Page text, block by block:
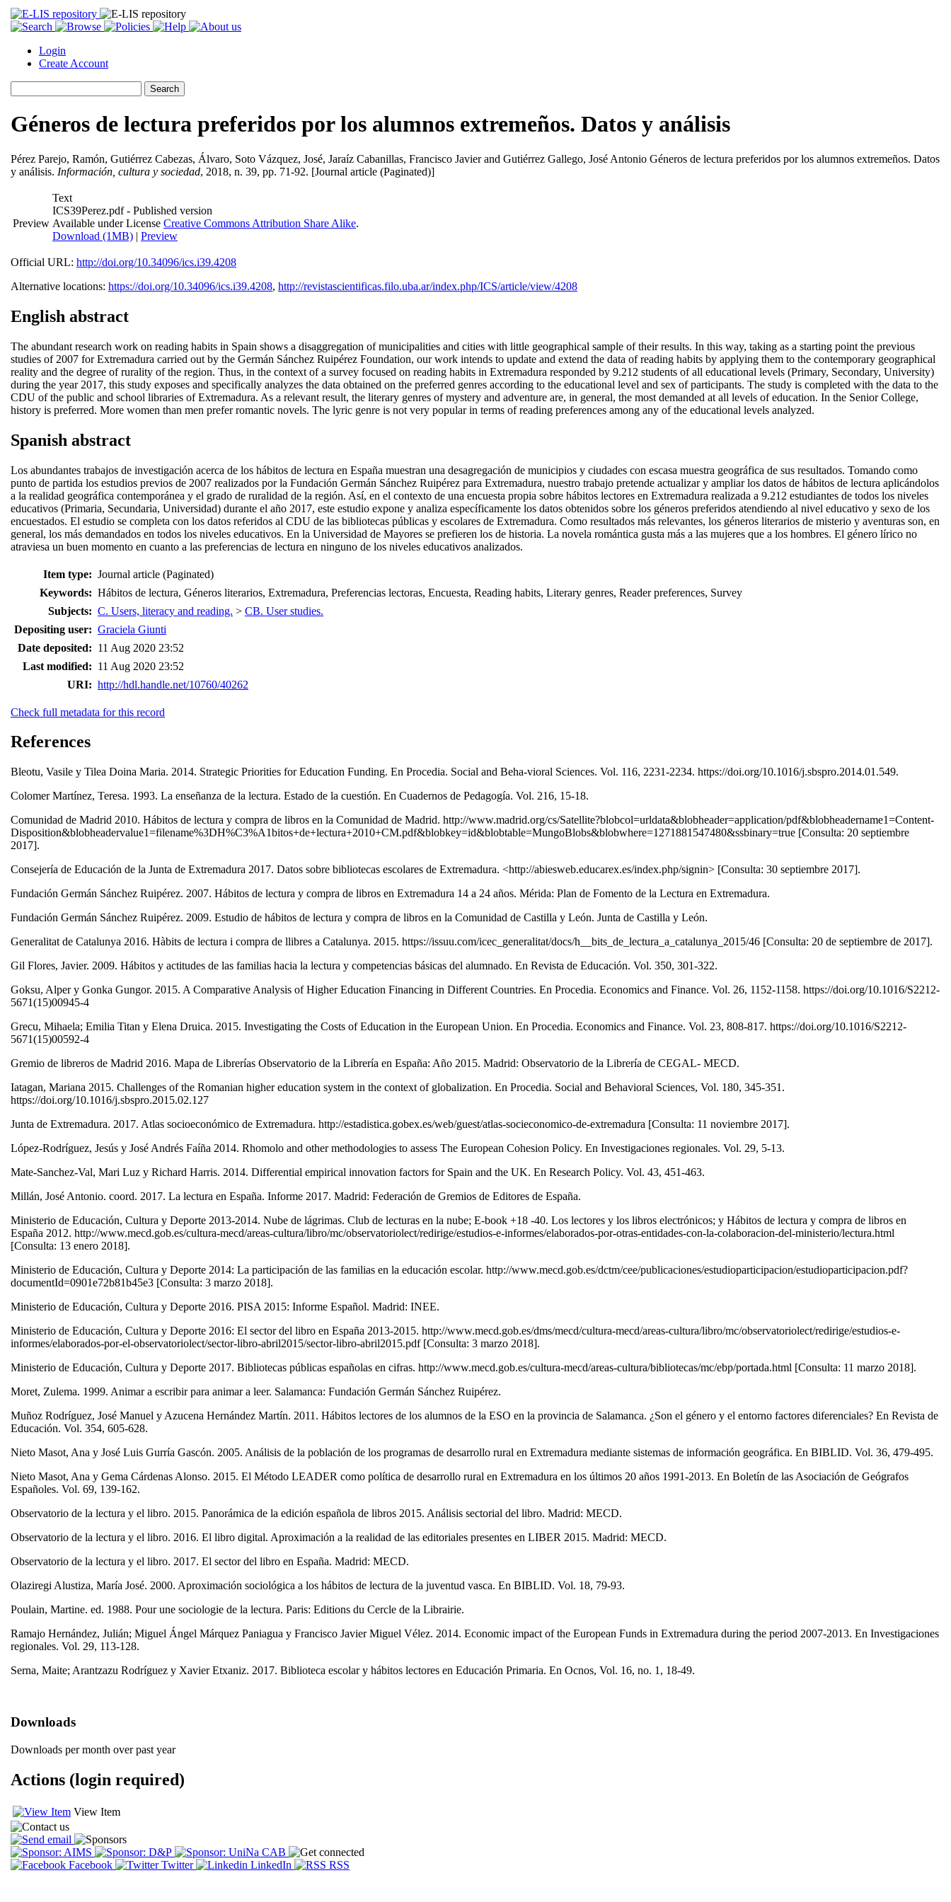
Login
Create Account
Géneros de lectura preferidos por los alumnos extremeños. Datos y análisis
Pérez Parejo, Ramón, Gutiérrez Cabezas, Álvaro, Soto Vázquez, José, Jaraíz Cabanillas, Francisco Javierand Gutiérrez Gallego, José Antonio Géneros de lectura preferidos por los alumnos extremeños. Datos
y análisis. Información, cultura y sociedad, 2018, n. 39, pp. 71-92. [Journal article (Paginated)]
Preview
Text
ICS39Perez.pdf- Published version
Available under License Creative Commons Attribution Share Alike.
Download (1MB) | Preview
Official URL: http://doi.org/10.34096/ics.i39.4208
Alternative locations: https://doi.org/10.34096/ics.i39.4208, http://revistascientificas.filo.uba.ar/index.php/ICS/article/view/4208
English abstract
The abundant research work on reading habits in Spain shows a disaggregation of municipalities and cities with little geographical sample of their results. In this way, taking as a starting point the previous
studies of 2007 for Extremadura carried out by the Germán Sánchez Ruipérez Foundation, our work intends to update and extend the data of reading habits by applying them to the contemporary geographical
reality and the degree of rurality of the region. Thus, in the context of a survey focused on reading habits in Extremadura responded by 9.212 students of all educational levels (Primary, Secondary, University)
during the year 2017, this study exposes and specifically analyzes the data obtained on the preferred genres according to the educational level and sex of participants. The study is completed with the data to the
CDU of the public and school libraries of Extremadura. As a relevant result, the literary genres of mystery and adventure are, in general, the most demanded at all levels of education. In the Senior College,
history is preferred. More women than men prefer romantic novels. The lyric genre is not very popular in terms of reading preferences among any of the educational levels analyzed.
Spanish abstract
Los abundantes trabajos de investigación acerca de los hábitos de lectura en España muestran una desagregación de municipios y ciudades con escasa muestra geográfica de sus resultados. Tomando como
punto de partida los estudios previos de 2007 realizados por la Fundación Germán Sánchez Ruipérez para Extremadura, nuestro trabajo pretende actualizar y ampliar los datos de hábitos de lectura aplicándolos
a la realidad geográfica contemporánea y el grado de ruralidad de la región. Así, en el contexto de una encuesta propia sobre hábitos lectores en Extremadura realizada a 9.212 estudiantes de todos los niveles
educativos (Primaria, Secundaria, Universidad) durante el año 2017, este estudio expone y analiza específicamente los datos obtenidos sobre los géneros preferidos atendiendo al nivel educativo y sexo de los
encuestados. El estudio se completa con los datos referidos al CDU de las bibliotecas públicas y escolares de Extremadura. Como resultados más relevantes, los géneros literarios de misterio y aventuras son, en
general, los más demandados en todos los niveles educativos. En la Universidad de Mayores se prefieren los de historia. La novela romántica gusta más a las mujeres que a los hombres. El género lírico no
atraviesa un buen momento en cuanto a las preferencias de lectura en ninguno de los niveles educativos analizados.
Item type: Journal article (Paginated)
Keywords: Hábitos de lectura, Géneros literarios, Extremadura, Preferencias lectoras, Encuesta, Reading habits, Literary genres, Reader preferences, Survey
Subjects: C. Users, literacy and reading. > CB. User studies.
Depositing user: Graciela Giunti
Date deposited: 11 Aug 2020 23:52
Last modified: 11 Aug 2020 23:52
URI: http://hdl.handle.net/10760/40262
Check full metadata for this record
References
Bleotu, Vasile y Tilea Doina Maria. 2014. Strategic Priorities for Education Funding. En Procedia. Social and Beha-vioral Sciences. Vol. 116, 2231-2234. https://doi.org/10.1016/j.sbspro.2014.01.549.
Colomer Martínez, Teresa. 1993. La enseñanza de la lectura. Estado de la cuestión. En Cuadernos de Pedagogía. Vol. 216, 15-18.
Comunidad de Madrid 2010. Hábitos de lectura y compra de libros en la Comunidad de Madrid. http://www.madrid.org/cs/Satellite?blobcol=urldata&blobheader=application/pdf&blobheadername1=Content-
Disposition&blobheadervalue1=filename%3DH%C3%A1bitos+de+lectura+2010+CM.pdf&blobkey=id&blobtable=MungoBlobs&blobwhere=1271881547480&ssbinary=true [Consulta: 20 septiembre
2017].
Consejería de Educación de la Junta de Extremadura 2017. Datos sobre bibliotecas escolares de Extremadura. <http://abiesweb.educarex.es/index.php/signin> [Consulta: 30 septiembre 2017].
Fundación Germán Sánchez Ruipérez. 2007. Hábitos de lectura y compra de libros en Extremadura 14 a 24 años. Mérida: Plan de Fomento de la Lectura en Extremadura.
Fundación Germán Sánchez Ruipérez. 2009. Estudio de hábitos de lectura y compra de libros en la Comunidad de Castilla y León. Junta de Castilla y León.
Generalitat de Catalunya 2016. Hàbits de lectura i compra de llibres a Catalunya. 2015. https://issuu.com/icec_generalitat/docs/h__bits_de_lectura_a_catalunya_2015/46 [Consulta: 20 de septiembre de 2017].
Gil Flores, Javier. 2009. Hábitos y actitudes de las familias hacia la lectura y competencias básicas del alumnado. En Revista de Educación. Vol. 350, 301-322.
Goksu, Alper y Gonka Gungor. 2015. A Comparative Analysis of Higher Education Financing in Different Countries. En Procedia. Economics and Finance. Vol. 26, 1152-1158. https://doi.org/10.1016/S2212-
5671(15)00945-4
Grecu, Mihaela; Emilia Titan y Elena Druica. 2015. Investigating the Costs of Education in the European Union. En Procedia. Economics and Finance. Vol. 23, 808-817. https://doi.org/10.1016/S2212-
5671(15)00592-4
Gremio de libreros de Madrid 2016. Mapa de Librerías Observatorio de la Librería en España: Año 2015. Madrid: Observatorio de la Librería de CEGAL- MECD.
Iatagan, Mariana 2015. Challenges of the Romanian higher education system in the context of globalization. En Procedia. Social and Behavioral Sciences, Vol. 180, 345-351.
https://doi.org/10.1016/j.sbspro.2015.02.127
Junta de Extremadura. 2017. Atlas socioeconómico de Extremadura. http://estadistica.gobex.es/web/guest/atlas-socieconomico-de-extremadura [Consulta: 11 noviembre 2017].
López-Rodríguez, Jesús y José Andrés Faíña 2014. Rhomolo and other methodologies to assess The European Cohesion Policy. En Investigaciones regionales. Vol. 29, 5-13.
Mate-Sanchez-Val, Mari Luz y Richard Harris. 2014. Differential empirical innovation factors for Spain and the UK. En Research Policy. Vol. 43, 451-463.
Millán, José Antonio. coord. 2017. La lectura en España. Informe 2017. Madrid: Federación de Gremios de Editores de España.
Ministerio de Educación, Cultura y Deporte 2013-2014. Nube de lágrimas. Club de lecturas en la nube; E-book +18 -40. Los lectores y los libros electrónicos; y Hábitos de lectura y compra de libros en
España 2012. http://www.mecd.gob.es/cultura-mecd/areas-cultura/libro/mc/observatoriolect/redirige/estudios-e-informes/elaborados-por-otras-entidades-con-la-colaboracion-del-ministerio/lectura.html
[Consulta: 13 enero 2018].
Ministerio de Educación, Cultura y Deporte 2014: La participación de las familias en la educación escolar. http://www.mecd.gob.es/dctm/cee/publicaciones/estudioparticipacion/estudioparticipacion.pdf?
documentId=0901e72b81b45e3 [Consulta: 3 marzo 2018].
Ministerio de Educación, Cultura y Deporte 2016. PISA 2015: Informe Español. Madrid: INEE.
Ministerio de Educación, Cultura y Deporte 2016: El sector del libro en España 2013-2015. http://www.mecd.gob.es/dms/mecd/cultura-mecd/areas-cultura/libro/mc/observatoriolect/redirige/estudios-e-
informes/elaborados-por-el-observatoriolect/sector-libro-abril2015/sector-libro-abril2015.pdf [Consulta: 3 marzo 2018].
Ministerio de Educación, Cultura y Deporte 2017. Bibliotecas públicas españolas en cifras. http://www.mecd.gob.es/cultura-mecd/areas-cultura/bibliotecas/mc/ebp/portada.html [Consulta: 11 marzo 2018].
Moret, Zulema. 1999. Animar a escribir para animar a leer. Salamanca: Fundación Germán Sánchez Ruipérez.
Muñoz Rodríguez, José Manuel y Azucena Hernández Martín. 2011. Hábitos lectores de los alumnos de la ESO en la provincia de Salamanca. ¿Son el género y el entorno factores diferenciales? En Revista de
Educación. Vol. 354, 605-628.
Nieto Masot, Ana y José Luis Gurría Gascón. 2005. Análisis de la población de los programas de desarrollo rural en Extremadura mediante sistemas de información geográfica. En BIBLID. Vol. 36, 479-495.
Nieto Masot, Ana y Gema Cárdenas Alonso. 2015. El Método LEADER como política de desarrollo rural en Extremadura en los últimos 20 años 1991-2013. En Boletín de las Asociación de Geógrafos
Españoles. Vol. 69, 139-162.
Observatorio de la lectura y el libro. 2015. Panorámica de la edición española de libros 2015. Análisis sectorial del libro. Madrid: MECD.
Observatorio de la lectura y el libro. 2016. El libro digital. Aproximación a la realidad de las editoriales presentes en LIBER 2015. Madrid: MECD.
Observatorio de la lectura y el libro. 2017. El sector del libro en España. Madrid: MECD.
Olaziregi Alustiza, María José. 2000. Aproximación sociológica a los hábitos de lectura de la juventud vasca. En BIBLID. Vol. 18, 79-93.
Poulain, Martine. ed. 1988. Pour une sociologie de la lectura. Paris: Editions du Cercle de la Librairie.
Ramajo Hernández, Julián; Miguel Ángel Márquez Paniagua y Francisco Javier Miguel Vélez. 2014. Economic impact of the European Funds in Extremadura during the period 2007-2013. En Investigaciones
regionales. Vol. 29, 113-128.
Serna, Maite; Arantzazu Rodríguez y Xavier Etxaniz. 2017. Biblioteca escolar y hábitos lectores en Educación Primaria. En Ocnos, Vol. 16, no. 1, 18-49.
Downloads
Downloads per month over past year
Actions (login required)
View Item
Facebook Twitter LinkedIn RSS